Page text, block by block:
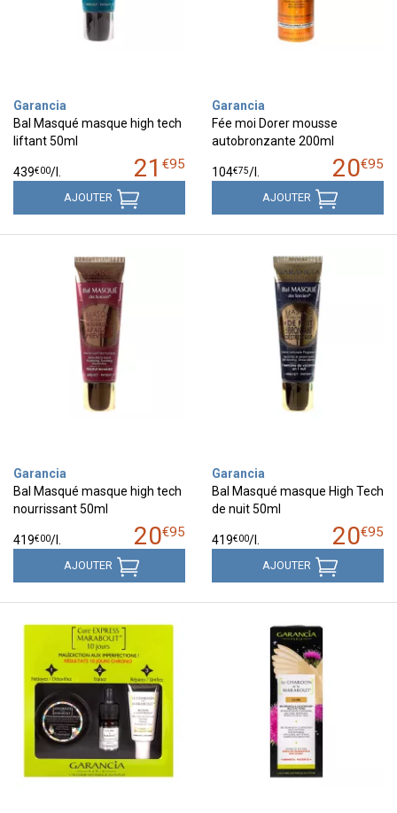
Garancia
Bal Masqué masque high tech
liftant 50ml
21 €95
439€00/
AJOUTER
Garancia
Fée moi Dorer mousse
autobronzante 200ml
20€95
104€75/
AJOUTER
Garancia
Bal Masqué masque high tech
nourrissant 50ml
20€95
419€00/
AJOUTER
Garancia
Bal Masqué masque High Tech
de nuit 50ml
20€95
419€00/
AJOUTER